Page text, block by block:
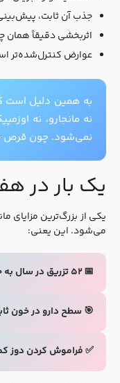
جذب آن ثابت،
اثربخشی دقیقاً همان
عوارض کنترل‌شده‌تر
نه مانجارو، نه
نمی‌شود. چون قرص
یک بار در
یکی از بزرگ‌ترین مزایای
می‌شود. این یعنی:
📅 ۵۲ تزریق در سال به جای ۳۶۵
🎯 سطح دارو در خون
✅ فراموش کردن دوز